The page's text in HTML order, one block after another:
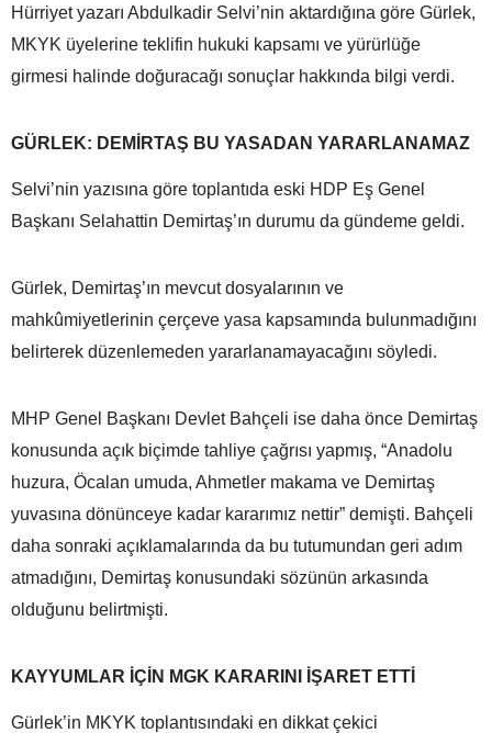
Hürriyet yazarı Abdulkadir Selvi’nin aktardığına göre Gürlek,
MKYK üyelerine teklifin hukuki kapsamı ve yürürlüğe
girmesi halinde doğuracağı sonuçlar hakkında bilgi verdi.
GÜRLEK: DEMİRTAŞ BU YASADAN YARARLANAMAZ
Selvi’nin yazısına göre toplantıda eski HDP Eş Genel
Başkanı Selahattin Demirtaş’ın durumu da gündeme geldi.
Gürlek, Demirtaş’ın mevcut dosyalarının ve
mahkûmiyetlerinin çerçeve yasa kapsamında bulunmadığını
belirterek düzenlemeden yararlanamayacağını söyledi.
MHP Genel Başkanı Devlet Bahçeli ise daha önce Demirtaş
konusunda açık biçimde tahliye çağrısı yapmış, “Anadolu
huzura, Öcalan umuda, Ahmetler makama ve Demirtaş
yuvasına dönünceye kadar kararımız nettir” demişti. Bahçeli
daha sonraki açıklamalarında da bu tutumundan geri adım
atmadığını, Demirtaş konusundaki sözünün arkasında
olduğunu belirtmişti.
KAYYUMLAR İÇİN MGK KARARINI İŞARET ETTİ
Gürlek’in MKYK toplantısındaki en dikkat çekici